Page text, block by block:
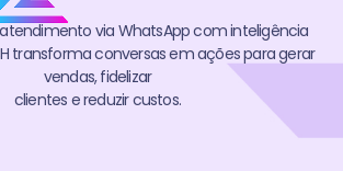
via WhatsApp com inteligência
transforma conversas em ações para gerar
vendas, fidelizar
clientes e reduzir custos.